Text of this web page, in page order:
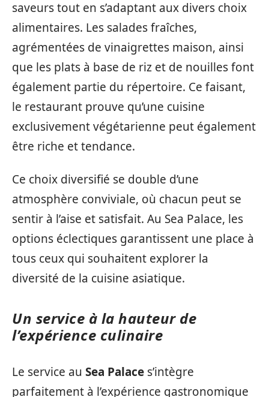
saveurs tout en s’adaptant aux divers choix
alimentaires. Les salades fraîches,
agrémentées de vinaigrettes maison, ainsi
que les plats à base de riz et de nouilles font
également partie du répertoire. Ce faisant,
le restaurant prouve qu’une cuisine
exclusivement végétarienne peut également
être riche et tendance.
Ce choix diversifié se double d’une
atmosphère conviviale, où chacun peut se
sentir à l’aise et satisfait. Au Sea Palace, les
options éclectiques garantissent une place à
tous ceux qui souhaitent explorer la
diversité de la cuisine asiatique.
Un service à la hauteur de
l’expérience culinaire
Le service au Sea Palace s’intègre
parfaitement à l’expérience gastronomique